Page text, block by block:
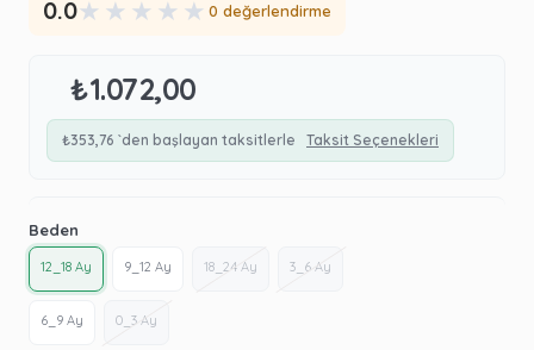
0.0★ ★ ★ ★ ★ 0 değerlendirme
₺1.072,00
₺353,76 `den başlayan taksitlerle Taksit Seçenekleri
Beden
12_18 Ay 9_12 Ay 18_24 Ay 3_6 Ay
6_9 Ay 0_3 Ay